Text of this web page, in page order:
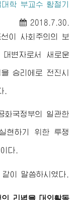
학 부교수 황철기
2018.7.30.
이 사회주의의 보
변자로서 새로운
승리에로 전진시
.
국정부의 일관한
현하기 위한 투쟁
다.
이 말씀하시였다.
리념을 대외활동